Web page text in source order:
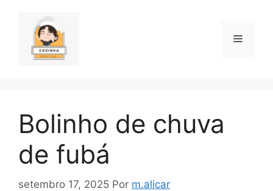
conteúdo
Menu
Bolinho de chuva
de fubá
setembro 17, 2025 Por m.alicar